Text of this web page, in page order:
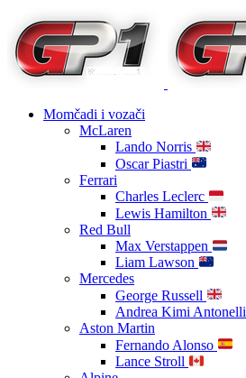
Momčadi i vozači
McLaren
Lando Norris
Oscar Piastri
Ferrari
Charles Leclerc
Lewis Hamilton
Red Bull
Max Verstappen
Liam Lawson
Mercedes
George Russell
Andrea Kimi Antonelli
Aston Martin
Fernando Alonso
Lance Stroll